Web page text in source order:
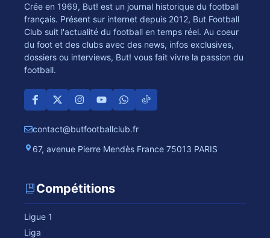
Crée en 1969, But! est un journal historique du football
français. Présent sur internet depuis 2012, But Football
Club suit l'actualité du football en temps réel. Au coeur
du foot et des clubs avec des news, infos exclusives,
dossiers ou interviews, But! vous fait vivre la passion du
football.
contact@butfootballclub.fr
67, avenue Pierre Mendès France 75013 PARIS
Compétitions
Ligue 1
Liga